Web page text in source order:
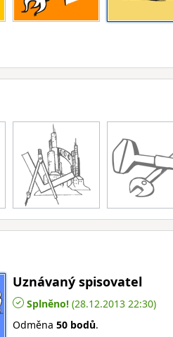
Uznávaný spisovatel
Splněno! (28.12.2013 22:30)
Odměna 50 bodů.